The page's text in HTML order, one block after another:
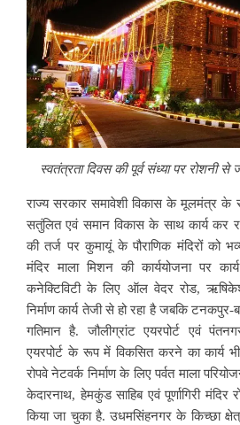
स्वतंत्रता दिवस की पूर्व संध्या पर रोशनी
राज्य सरकार समावेशी विकास के मूलमंत्र के
सतुंलित एवं समान विकास के साथ कार्य कर
की तर्ज पर कुमायूं के पौराणिक मंदिरों को
मंदिर माला मिशन की कार्ययोजना पर
कनेक्टिविटी के लिए ऑल वेदर रोड,
निर्माण कार्य तेजी से हो रहा है जबकि टनकपुर-
गतिमान है. जौलीग्रांट एयरपोर्ट एवं
एयरपोर्ट के रूप में विकसित करने का कार्य भी
रोपवे नेटवर्क निर्माण के लिए पर्वत माला
केदारनाथ, हेमकुंड साहिब एवं पूर्णागिरी मंदिर
किया जा चुका है. उधमसिंहनगर के किच्छा